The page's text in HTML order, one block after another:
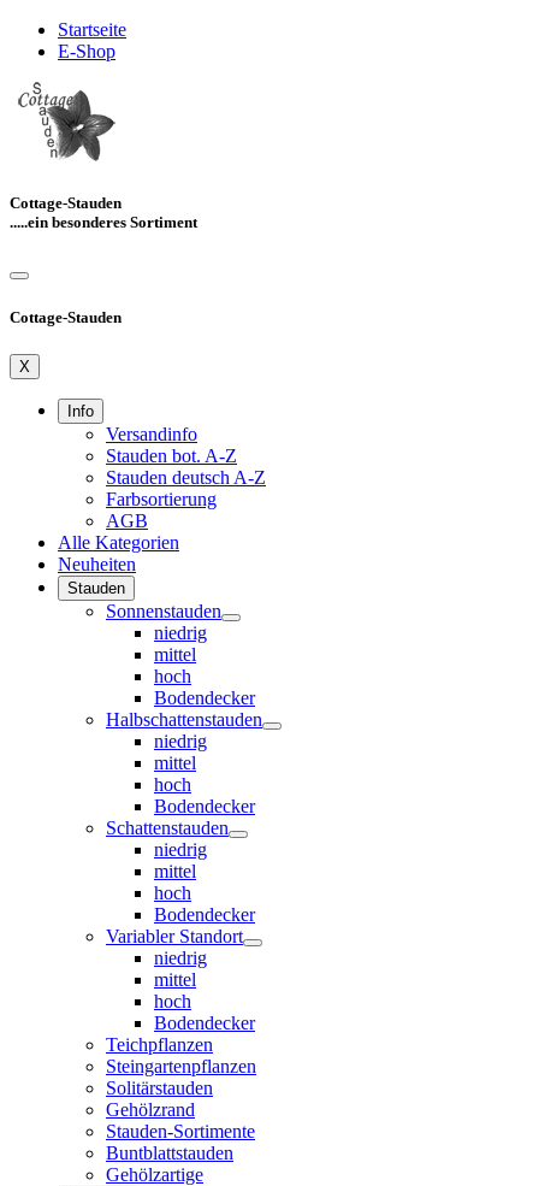
Startseite
E-Shop
Cottage-Stauden
.....ein besonderes Sortiment
Cottage-Stauden
X
Info
Versandinfo
Stauden bot. A-Z
Stauden deutsch A-Z
Farbsortierung
AGB
Alle Kategorien
Neuheiten
Stauden
Sonnenstauden
niedrig
mittel
hoch
Bodendecker
Halbschattenstauden
niedrig
mittel
hoch
Bodendecker
Schattenstauden
niedrig
mittel
hoch
Bodendecker
Variabler Standort
niedrig
mittel
hoch
Bodendecker
Teichpflanzen
Steingartenpflanzen
Solitärstauden
Gehölzrand
Stauden-Sortimente
Buntblattstauden
Gehölzartige